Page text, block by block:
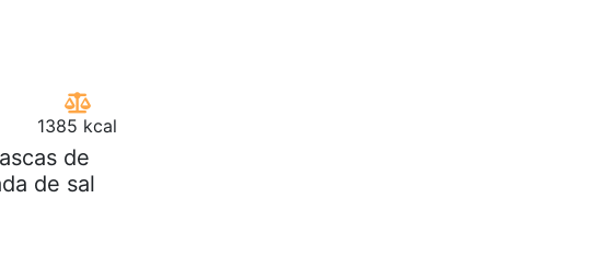
1385 kcal
de
de sal